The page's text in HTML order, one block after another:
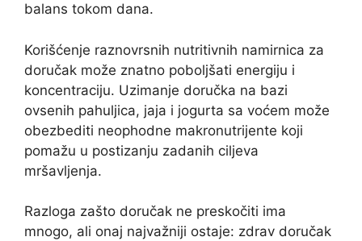
balans tokom dana.
Korišćenje raznovrsnih nutritivnih namirnica za
doručak može znatno poboljšati energiju i
koncentraciju. Uzimanje doručka na bazi
ovsenih pahuljica, jaja i jogurta sa voćem može
obezbediti neophodne makronutrijente koji
pomažu u postizanju zadanih ciljeva
mršavljenja.
Razloga zašto doručak ne preskočiti ima
mnogo, ali onaj najvažniji ostaje: zdrav doručak